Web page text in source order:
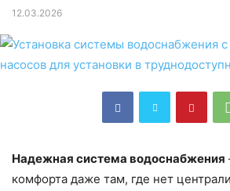
12.03.2026
Надежная система водоснабжения
комфорта даже там, где нет